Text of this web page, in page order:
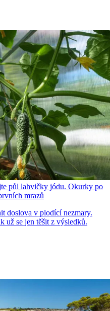
půl lahvičky jódu. Okurky po
mrazů
doslova v plodící nezmary.
už se jen těšit z výsledků.